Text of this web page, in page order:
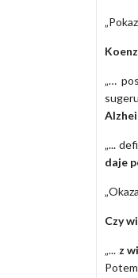
„…
„...
daje
Czy
„... z